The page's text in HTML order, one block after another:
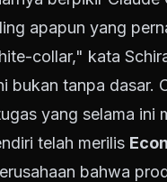
apapun yang
collar," kata
bukan tanpa
yang selama ini
telah merilis
bahwa